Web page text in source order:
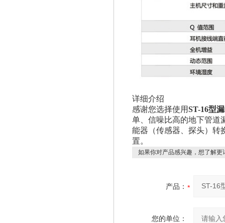
详细介绍
感谢您选择使用ST-16型
单、信噪比高的地下管道
能器（传感器、探头）转
置。
如果你对产品感兴趣，想了解更
产品：
您的单位：